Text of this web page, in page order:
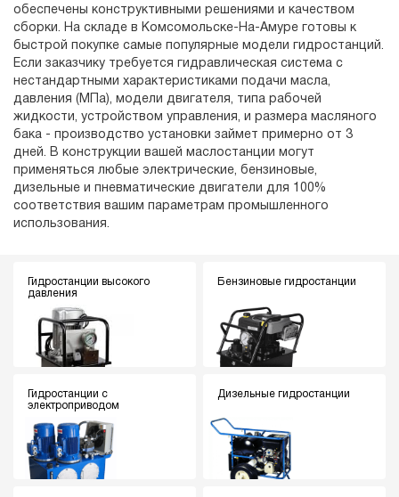
обеспечены конструктивными решениями и качеством
сборки. На складе в Комсомольске-На-Амуре готовы к
быстрой покупке самые популярные модели гидростанций.
Если заказчику требуется гидравлическая система с
нестандартными характеристиками подачи масла,
давления (МПа), модели двигателя, типа рабочей
жидкости, устройством управления, и размера масляного
бака - производство установки займет примерно от 3
дней. В конструкции вашей маслостанции могут
применяться любые электрические, бензиновые,
дизельные и пневматические двигатели для 100%
соответствия вашим параметрам промышленного
использования.
Гидростанции высокого
давления
Бензиновые гидростанции
Гидростанции с
электроприводом
Дизельные гидростанции